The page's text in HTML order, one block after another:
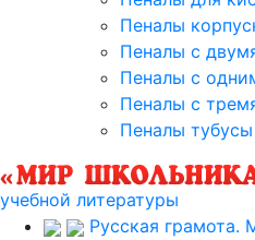
Пеналы
Пеналы с
Пеналы с
Пеналы с
Пеналы тубусы
учебной литературы
Русская грамота.